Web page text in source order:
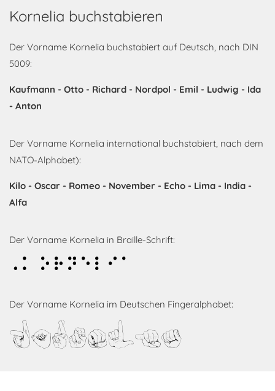
Kornelia buchstabieren
Der Vorname Kornelia buchstabiert auf Deutsch, nach DIN
5009:
Kaufmann - Otto - Richard - Nordpol - Emil - Ludwig - Ida
- Anton
Der Vorname Kornelia international buchstabiert, nach dem
NATO-Alphabet):
Kilo - Oscar - Romeo - November - Echo - Lima - India -
Alfa
Der Vorname Kornelia in Braille-Schrift:
Kornelia
Der Vorname Kornelia im Deutschen Fingeralphabet:
Kornelia